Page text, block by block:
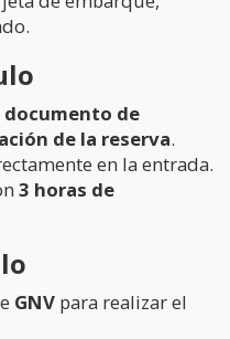
documento de
de la reserva.
en la entrada.
3 horas de
GNV para realizar el